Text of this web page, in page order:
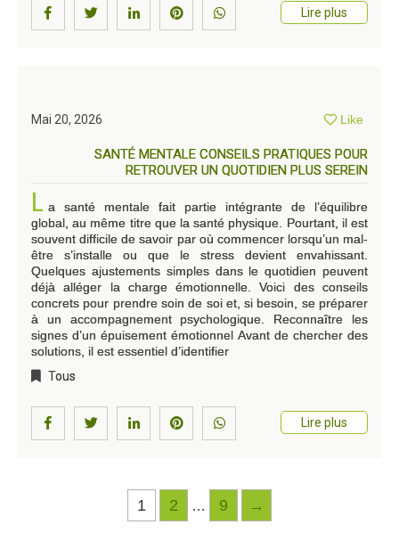
Lire plus
Mai 20, 2026 Like
SANTÉ MENTALE CONSEILS PRATIQUES POUR
RETROUVER UN QUOTIDIEN PLUS SEREIN
L a santé mentale fait partie intégrante de l’équilibre
global, au même titre que la santé physique. Pourtant, il est
souvent difficile de savoir par où commencer lorsqu’un mal-
être s’installe ou que le stress devient envahissant.
Quelques ajustements simples dans le quotidien peuvent
déjà alléger la charge émotionnelle. Voici des conseils
concrets pour prendre soin de soi et, si besoin, se préparer
à un accompagnement psychologique. Reconnaître les
signes d’un épuisement émotionnel Avant de chercher des
solutions, il est essentiel d’identifier
Tous
Lire plus
1 2 … 9 →